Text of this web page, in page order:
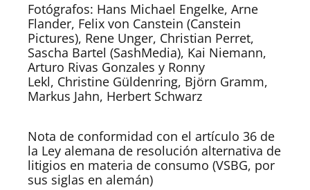
Fotógrafos: Hans Michael Engelke, Arne
Flander, Felix von Canstein (Canstein
Pictures), Rene Unger, Christian Perret,
Sascha Bartel (SashMedia), Kai Niemann,
Arturo Rivas Gonzales y Ronny
Lekl, Christine Güldenring, Björn Gramm,
Markus Jahn, Herbert Schwarz
Nota de conformidad con el artículo 36 de
la Ley alemana de resolución alternativa de
litigios en materia de consumo (VSBG, por
sus siglas en alemán)